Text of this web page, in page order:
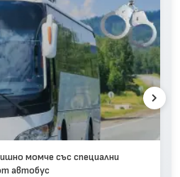
момче със специални
автобус